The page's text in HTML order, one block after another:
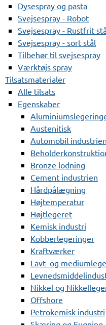
Dysespray og pasta
Svejsespray - Robot
Svejsespray - Rustfrit
Svejsespray - sort stål
Tilbehør til svejsespray
Værktøjs spray
Tilsatsmaterialer
Alle tilsats
Egenskaber
Austenitisk
Automobil industrien
Bronze lodning
Cement industrien
Hårdpålægning
Højtemperatur
Højtlegeret
Kemisk industri
Kobberlegeringer
Kraftværker
Lavt- og
Nikkel og
Offshore
Petrokemisk industri